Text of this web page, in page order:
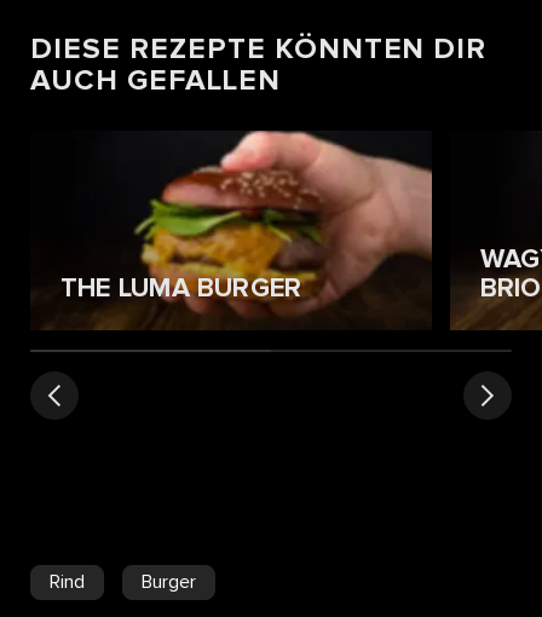
DIESE REZEPTE KÖNNTEN DIR
AUCH GEFALLEN
THE LUMA BURGER
Rind Burger